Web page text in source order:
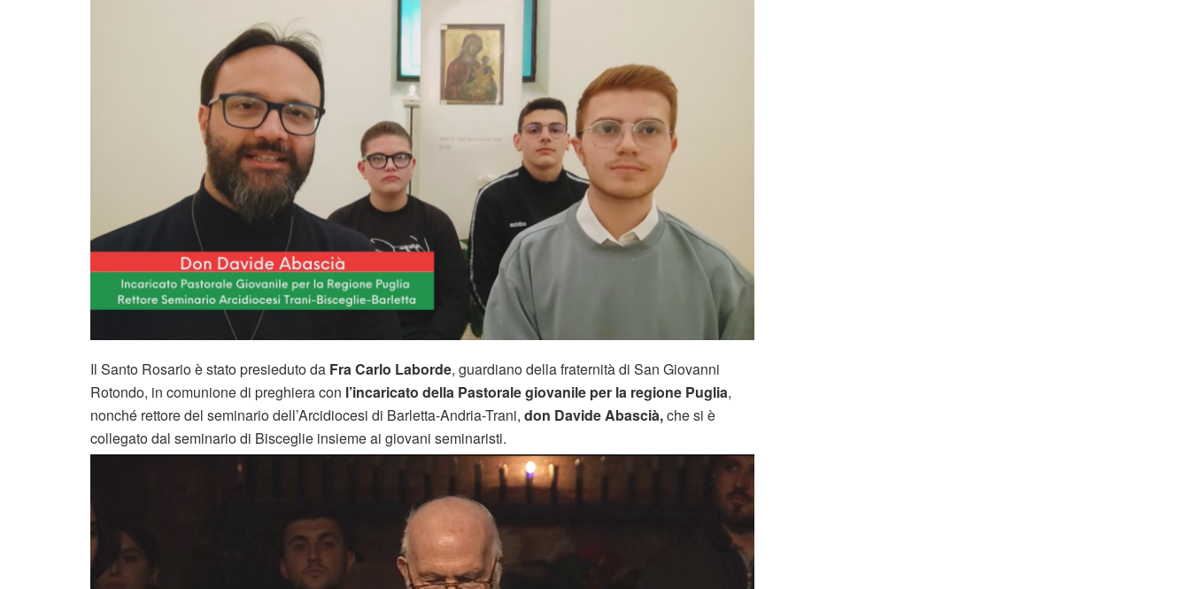
Il Santo Rosario è stato presieduto da Fra Carlo Laborde, guardiano della fraternità di San Giovanni
Rotondo, in comunione di preghiera con l’incaricato della Pastorale giovanile per la regione Puglia,
nonché rettore del seminario dell’Arcidiocesi di Barletta-Andria-Trani, don Davide Abascià,che si è
collegato dal seminario di Bisceglie insieme ai giovani seminaristi.